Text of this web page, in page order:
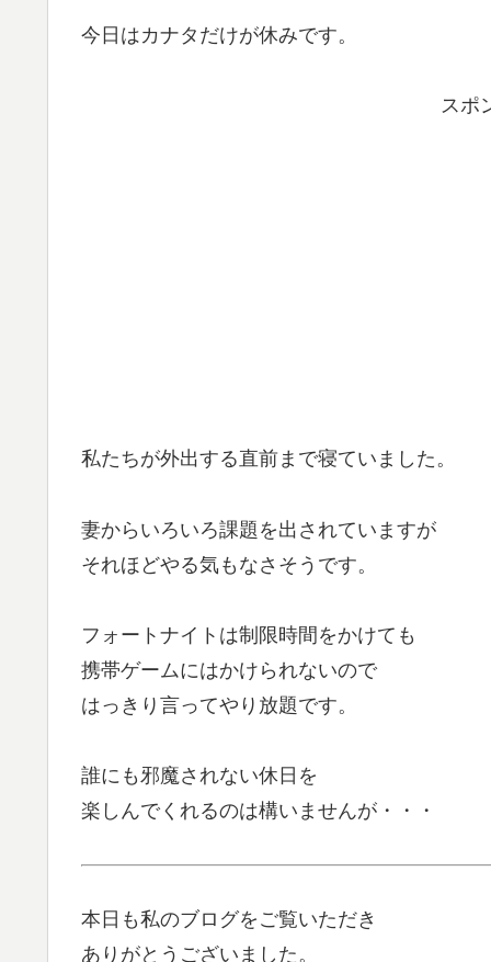
今日はカナタだけが休みです。
スポ
私たちが外出する直前まで寝ていました。
妻からいろいろ課題を出されていますが
それほどやる気もなさそうです。
フォートナイトは制限時間をかけても
携帯ゲームにはかけられないので
はっきり言ってやり放題です。
誰にも邪魔されない休日を
楽しんでくれるのは構いませんが・・・
本日も私のブログをご覧いただき
ありがとうございました。